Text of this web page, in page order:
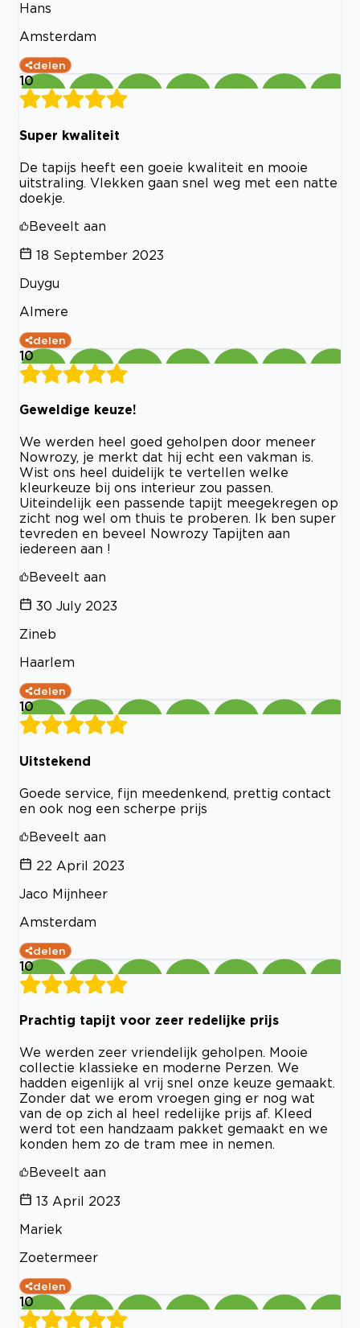
Hans
Amsterdam
delen
10
Super kwaliteit
De tapijs heeft een goeie kwaliteit en mooie
uitstraling. Vlekken gaan snel weg met een natte
doekje.
Beveelt aan
18 September 2023
Duygu
Almere
delen
10
Geweldige keuze!
We werden heel goed geholpen door meneer
Nowrozy, je merkt dat hij echt een vakman is.
Wist ons heel duidelijk te vertellen welke
kleurkeuze bij ons interieur zou passen.
Uiteindelijk een passende tapijt meegekregen op
zicht nog wel om thuis te proberen. Ik ben super
tevreden en beveel Nowrozy Tapijten aan
iedereen aan !
Beveelt aan
30 July 2023
Zineb
Haarlem
delen
10
Uitstekend
Goede service, fijn meedenkend, prettig contact
en ook nog een scherpe prijs
Beveelt aan
22 April 2023
Jaco Mijnheer
Amsterdam
delen
10
Prachtig tapijt voor zeer redelijke prijs
We werden zeer vriendelijk geholpen. Mooie
collectie klassieke en moderne Perzen. We
hadden eigenlijk al vrij snel onze keuze gemaakt.
Zonder dat we erom vroegen ging er nog wat
van de op zich al heel redelijke prijs af. Kleed
werd tot een handzaam pakket gemaakt en we
konden hem zo de tram mee in nemen.
Beveelt aan
13 April 2023
Mariek
Zoetermeer
delen
10